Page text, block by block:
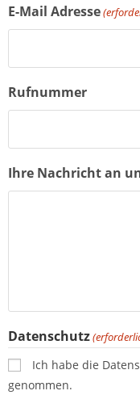
E-Mail Adresse
Rufnummer
Ihre Nachricht an
Datenschutz
Ich habe die
genommen.